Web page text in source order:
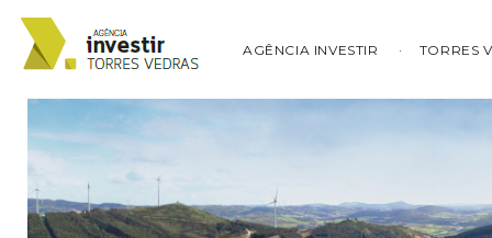
AGÊNCIA INVESTIR TORRES